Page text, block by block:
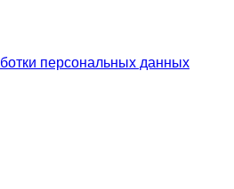
персональных данных